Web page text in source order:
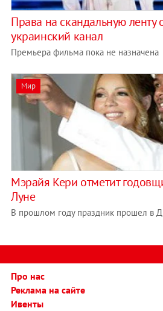
Права на скандальную ленту
украинский канал
Премьера фильма пока не назначена
Мир
Мэрайя Кери отметит
Луне
В прошлом году праздник прошел в
Про нас
Реклама на сайте
Ивенты